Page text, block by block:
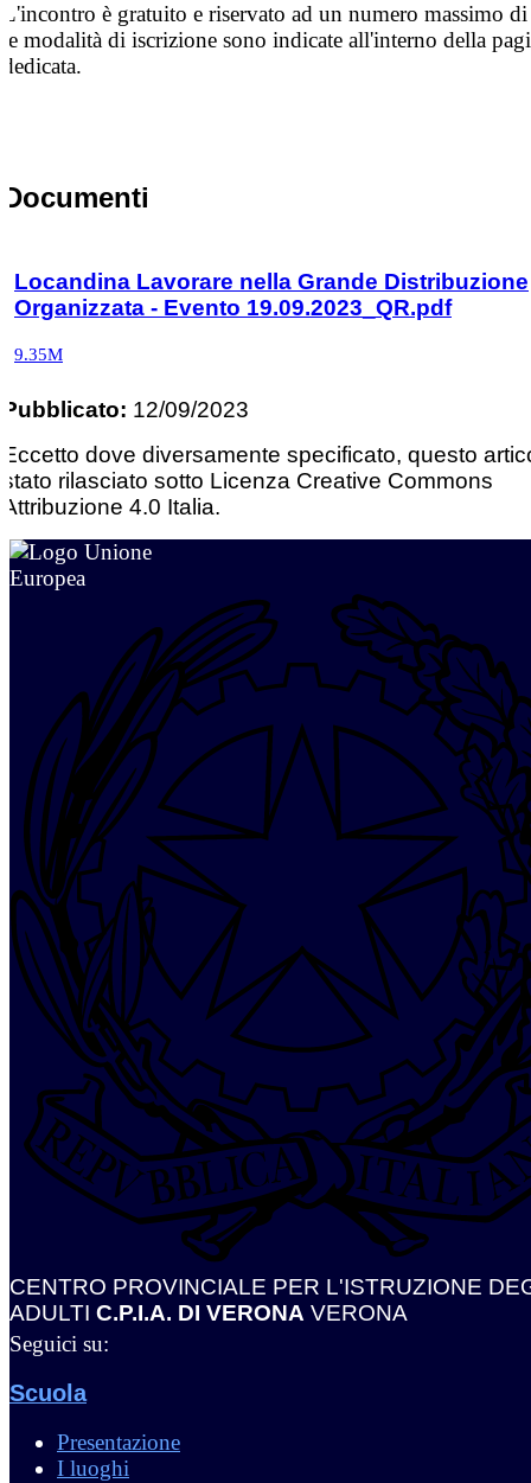
L'incontro è gratuito e riservato ad un numero massimo
le modalità di iscrizione sono indicate all'interno della
dedicata.
Documenti
Locandina Lavorare nella Grande Distribuzione
Organizzata - Evento 19.09.2023_QR.pdf
9.35M
Pubblicato: 12/09/2023
Eccetto dove diversamente specificato, questo
stato rilasciato sotto Licenza Creative Commons
Attribuzione 4.0 Italia.
CENTRO PROVINCIALE PER L'ISTRUZIONE
ADULTI C.P.I.A. DI VERONA VERONA
Seguici su:
Scuola
Presentazione
I luoghi